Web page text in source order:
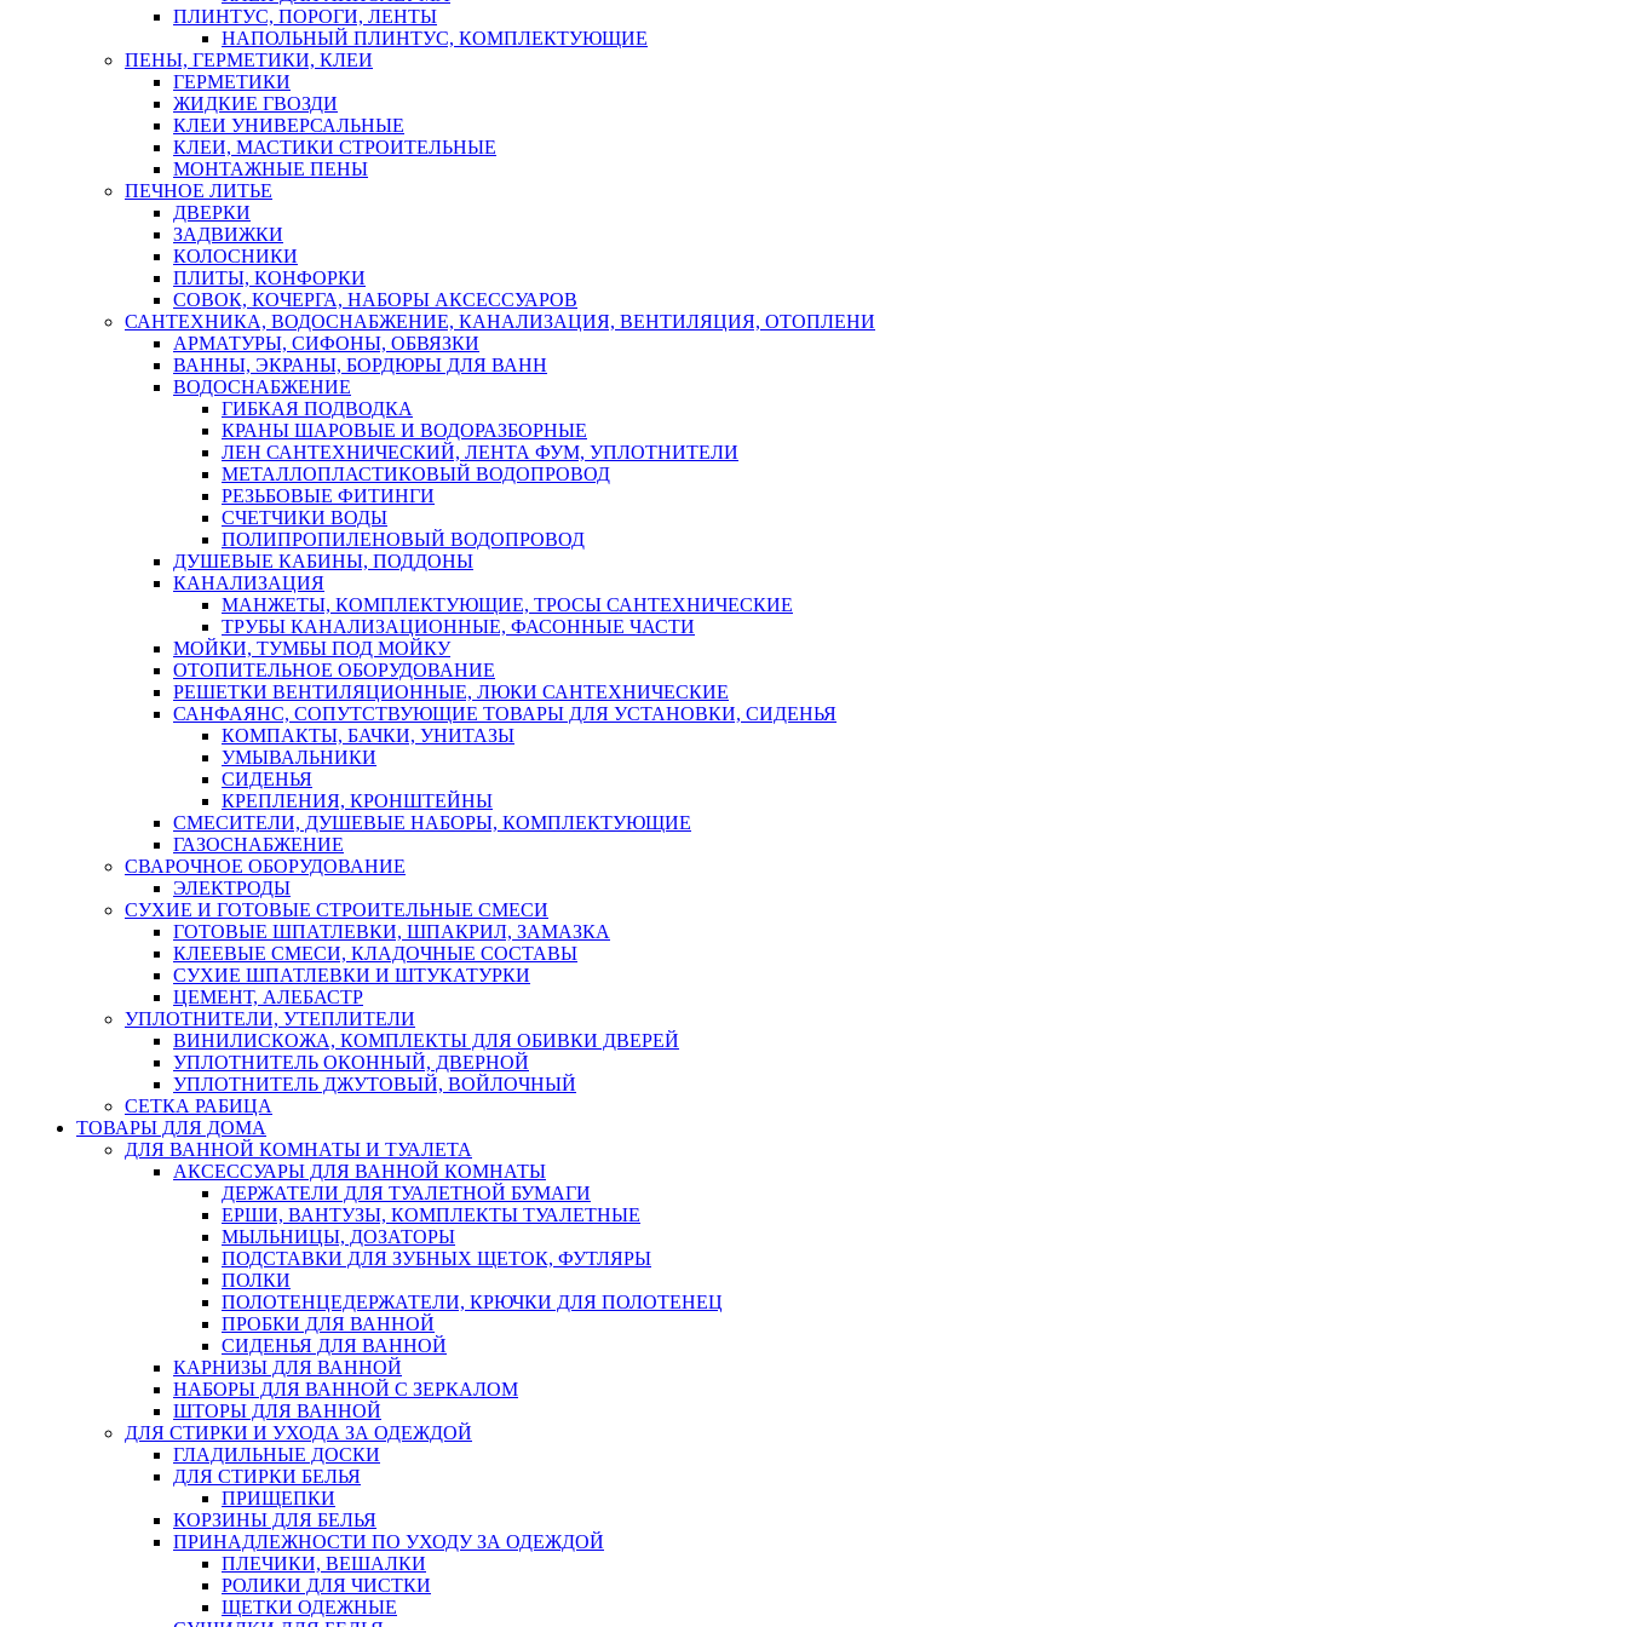
ПЛИНТУС, ПОРОГИ, ЛЕНТЫ
НАПОЛЬНЫЙ ПЛИНТУС, КОМПЛЕКТУЮЩИЕ
ПЕНЫ, ГЕРМЕТИКИ, КЛЕИ
ГЕРМЕТИКИ
ЖИДКИЕ ГВОЗДИ
КЛЕИ УНИВЕРСАЛЬНЫЕ
КЛЕИ, МАСТИКИ СТРОИТЕЛЬНЫЕ
МОНТАЖНЫЕ ПЕНЫ
ПЕЧНОЕ ЛИТЬЕ
ДВЕРКИ
ЗАДВИЖКИ
КОЛОСНИКИ
ПЛИТЫ, КОНФОРКИ
СОВОК, КОЧЕРГА, НАБОРЫ АКСЕССУАРОВ
САНТЕХНИКА, ВОДОСНАБЖЕНИЕ, КАНАЛИЗАЦИЯ, ВЕНТИЛЯЦИЯ, ОТОПЛЕНИ
АРМАТУРЫ, СИФОНЫ, ОБВЯЗКИ
ВАННЫ, ЭКРАНЫ, БОРДЮРЫ ДЛЯ ВАНН
ВОДОСНАБЖЕНИЕ
ГИБКАЯ ПОДВОДКА
КРАНЫ ШАРОВЫЕ И ВОДОРАЗБОРНЫЕ
ЛЕН САНТЕХНИЧЕСКИЙ, ЛЕНТА ФУМ, УПЛОТНИТЕЛИ
МЕТАЛЛОПЛАСТИКОВЫЙ ВОДОПРОВОД
РЕЗЬБОВЫЕ ФИТИНГИ
СЧЕТЧИКИ ВОДЫ
ПОЛИПРОПИЛЕНОВЫЙ ВОДОПРОВОД
ДУШЕВЫЕ КАБИНЫ, ПОДДОНЫ
КАНАЛИЗАЦИЯ
МАНЖЕТЫ, КОМПЛЕКТУЮЩИЕ, ТРОСЫ САНТЕХНИЧЕСКИЕ
ТРУБЫ КАНАЛИЗАЦИОННЫЕ, ФАСОННЫЕ ЧАСТИ
МОЙКИ, ТУМБЫ ПОД МОЙКУ
ОТОПИТЕЛЬНОЕ ОБОРУДОВАНИЕ
РЕШЕТКИ ВЕНТИЛЯЦИОННЫЕ, ЛЮКИ САНТЕХНИЧЕСКИЕ
САНФАЯНС, СОПУТСТВУЮЩИЕ ТОВАРЫ ДЛЯ УСТАНОВКИ, СИДЕНЬЯ
КОМПАКТЫ, БАЧКИ, УНИТАЗЫ
УМЫВАЛЬНИКИ
СИДЕНЬЯ
КРЕПЛЕНИЯ, КРОНШТЕЙНЫ
СМЕСИТЕЛИ, ДУШЕВЫЕ НАБОРЫ, КОМПЛЕКТУЮЩИЕ
ГАЗОСНАБЖЕНИЕ
СВАРОЧНОЕ ОБОРУДОВАНИЕ
ЭЛЕКТРОДЫ
СУХИЕ И ГОТОВЫЕ СТРОИТЕЛЬНЫЕ СМЕСИ
ГОТОВЫЕ ШПАТЛЕВКИ, ШПАКРИЛ, ЗАМАЗКА
КЛЕЕВЫЕ СМЕСИ, КЛАДОЧНЫЕ СОСТАВЫ
СУХИЕ ШПАТЛЕВКИ И ШТУКАТУРКИ
ЦЕМЕНТ, АЛЕБАСТР
УПЛОТНИТЕЛИ, УТЕПЛИТЕЛИ
ВИНИЛИСКОЖА, КОМПЛЕКТЫ ДЛЯ ОБИВКИ ДВЕРЕЙ
УПЛОТНИТЕЛЬ ОКОННЫЙ, ДВЕРНОЙ
УПЛОТНИТЕЛЬ ДЖУТОВЫЙ, ВОЙЛОЧНЫЙ
СЕТКА РАБИЦА
ТОВАРЫ ДЛЯ ДОМА
ДЛЯ ВАННОЙ КОМНАТЫ И ТУАЛЕТА
АКСЕССУАРЫ ДЛЯ ВАННОЙ КОМНАТЫ
ДЕРЖАТЕЛИ ДЛЯ ТУАЛЕТНОЙ БУМАГИ
ЕРШИ, ВАНТУЗЫ, КОМПЛЕКТЫ ТУАЛЕТНЫЕ
МЫЛЬНИЦЫ, ДОЗАТОРЫ
ПОДСТАВКИ ДЛЯ ЗУБНЫХ ЩЕТОК, ФУТЛЯРЫ
ПОЛКИ
ПОЛОТЕНЦЕДЕРЖАТЕЛИ, КРЮЧКИ ДЛЯ ПОЛОТЕНЕЦ
ПРОБКИ ДЛЯ ВАННОЙ
СИДЕНЬЯ ДЛЯ ВАННОЙ
КАРНИЗЫ ДЛЯ ВАННОЙ
НАБОРЫ ДЛЯ ВАННОЙ С ЗЕРКАЛОМ
ШТОРЫ ДЛЯ ВАННОЙ
ДЛЯ СТИРКИ И УХОДА ЗА ОДЕЖДОЙ
ГЛАДИЛЬНЫЕ ДОСКИ
ДЛЯ СТИРКИ БЕЛЬЯ
ПРИЩЕПКИ
КОРЗИНЫ ДЛЯ БЕЛЬЯ
ПРИНАДЛЕЖНОСТИ ПО УХОДУ ЗА ОДЕЖДОЙ
ПЛЕЧИКИ, ВЕШАЛКИ
РОЛИКИ ДЛЯ ЧИСТКИ
ЩЕТКИ ОДЕЖНЫЕ